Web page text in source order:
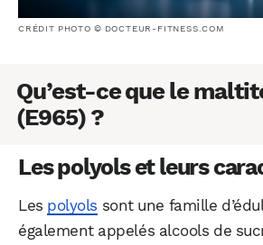
CRÉDIT PHOTO © DOCTEUR-FITNESS.COM
Qu’est-ce que le
(E965) ?
Les polyols et leurs
Les polyols sont une famille
également appelés alcools de